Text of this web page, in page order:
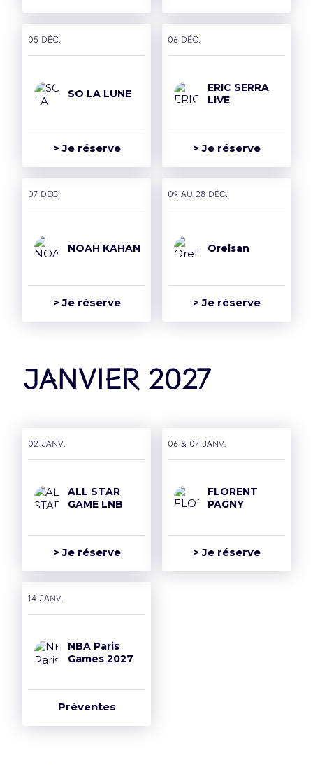
05 déc.
SO LA LUNE
> Je réserve
06 déc.
ERIC SERRA
LIVE
> Je réserve
07 déc.
NOAH KAHAN
> Je réserve
09 AU 28 déc.
Orelsan
> Je réserve
janvier 2027
02 janv.
ALL STAR
GAME LNB
> Je réserve
06 & 07 janv.
FLORENT
PAGNY
> Je réserve
14 janv.
NBA Paris
Games 2027
Préventes